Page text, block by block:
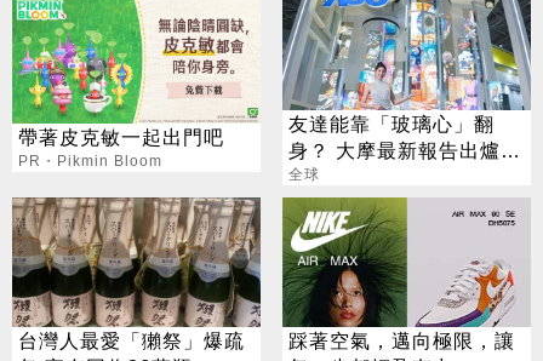
帶著皮克敏一起出門吧
PR・Pikmin Bloom
友達能靠「玻璃心」翻
身？ 大摩最新報告出爐
目標價也曝光
全球
台灣人最愛「獺祭」爆疏
踩著空氣，邁向極限，讓